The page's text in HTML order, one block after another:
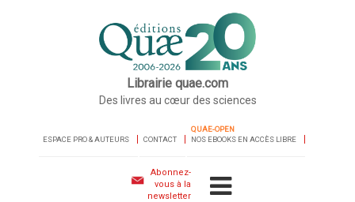
Librairie quae.com
Des livres au cœur des sciences
ESPACE PRO & AUTEURS CONTACT
QUAE-OPEN
NOS EBOOKS EN ACCÈS LIBRE
Abonnez-
vous à la
newsletter